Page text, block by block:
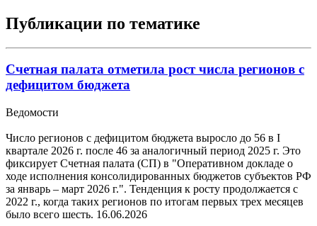
Публикации по тематике
Счетная палата отметила рост числа регионов с
дефицитом бюджета
Ведомости
Число регионов с дефицитом бюджета выросло до 56 в I
квартале 2026 г. после 46 за аналогичный период 2025 г. Это
фиксирует Счетная палата (СП) в "Оперативном докладе о
ходе исполнения консолидированных бюджетов субъектов РФ
за январь – март 2026 г.". Тенденция к росту продолжается с
2022 г., когда таких регионов по итогам первых трех месяцев
было всего шесть. 16.06.2026